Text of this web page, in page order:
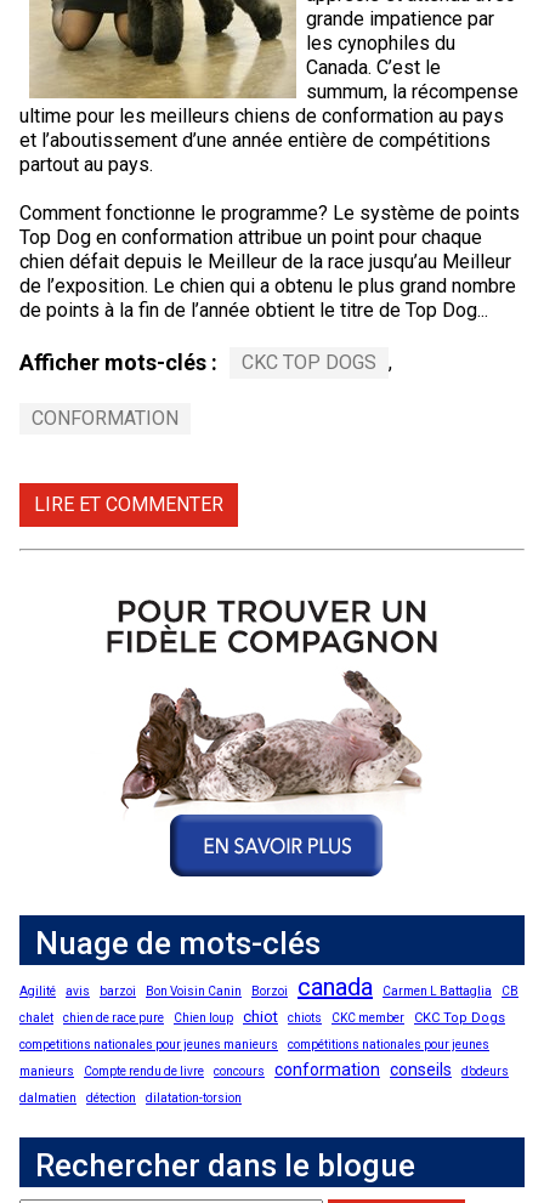
grande impatience par
les cynophiles du
Canada. C’est le
summum, la récompense
ultime pour les meilleurs chiens de conformation au pays
et l’aboutissement d’une année entière de compétitions
partout au pays.
Comment fonctionne le programme? Le système de points
Top Dog en conformation attribue un point pour chaque
chien défait depuis le Meilleur de la race jusqu’au Meilleur
de l’exposition. Le chien qui a obtenu le plus grand nombre
de points à la fin de l’année obtient le titre de Top Dog...
Afficher mots-clés : CKC TOP DOGS ,
CONFORMATION
LIRE ET COMMENTER
Nuage de mots-clés
Agilité avis barzoi Bon Voisin Canin Borzoi canada Carmen L Battaglia
CB
chalet
chien de race pure Chien loup chiot chiots CKC member CKC Top Dogs
competitions nationales pour jeunes manieurs
compétitions nationales pour jeunes
manieurs
Compte rendu de livre concours conformation conseils
d’odeurs
dalmatien
détection dilatation-torsion
Rechercher dans le blogue